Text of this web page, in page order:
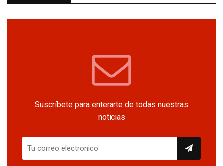
Suscríbete para enterarte de todas nuestras
noticias